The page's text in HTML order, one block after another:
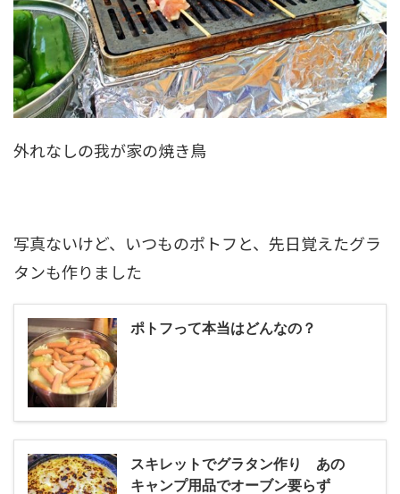
外れなしの我が家の焼き鳥
写真ないけど、いつものポトフと、先日覚えたグラ
タンも作りました
ポトフって本当はどんなの？
スキレットでグラタン作り あの
キャンプ用品でオーブン要らず